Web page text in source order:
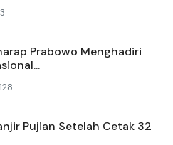
Prabowo Menghadiri
128
Pujian Setelah Cetak 32